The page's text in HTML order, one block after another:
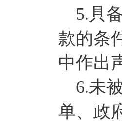
5.具
款的条
中作出
6.未
单、政